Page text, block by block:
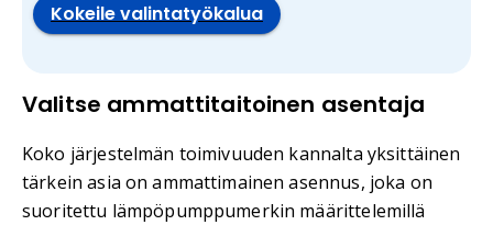
Kokeile valintatyökalua
Valitse ammattitaitoinen asentaja
Koko järjestelmän toimivuuden kannalta yksittäinen
tärkein asia on ammattimainen asennus, joka on
suoritettu lämpöpumppumerkin määrittelemillä